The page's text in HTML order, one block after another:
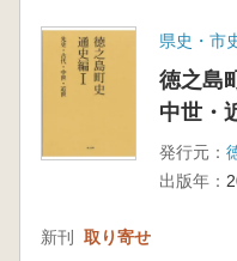
県史・市
徳之島
中世・
発行元：
出版年：
新刊 取り寄せ